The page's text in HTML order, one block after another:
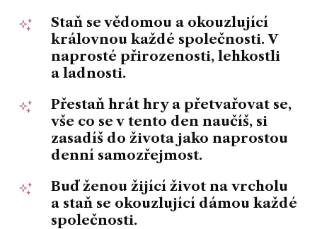
Staň sevědomou a okouzlující
královnou každé společnosti.V
naprosté přirozenosti, lehkostli
a ladnosti.
Přestaň hrát hry a přetvařovat se,
vše co se v tento den naučíš, si
zasadíš do života jako naprostou
denní samozřejmost.
Buď ženou žijící život na vrcholu
a staň se okouzlující dámou každé
společnosti.